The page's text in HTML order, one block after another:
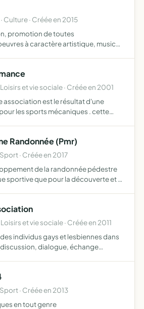
Culture · Créée en 2015
promotion de toutes
à caractère artistique, musical,
et vie sociale · Créée en 2001
association est le résultat d'une
les sports mécaniques . cette
Randonnée (Pmr)
· Créée en 2017
de la randonnée pédestre
sportive que pour la découverte et la
et vie sociale · Créée en 2011
individus gays et lesbiennes dans
dialogue, échange
· Créée en 2013
en tout genre